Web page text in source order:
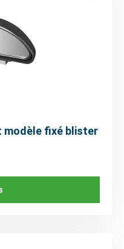
modèle fixé blister